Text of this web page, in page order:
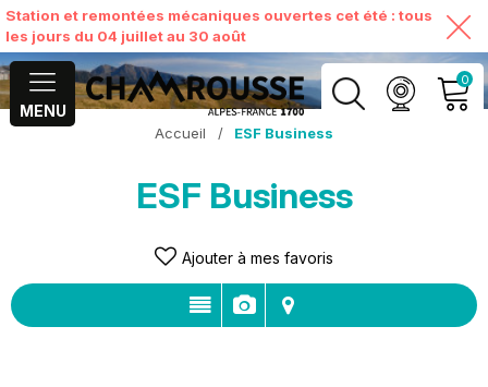
Station et remontées mécaniques ouvertes cet été : tous
les jours du 04 juillet au 30 août
MENU
0
MON COMPTE
VOIR MON PANIER
Accueil / ESF Business
ESF Business
Ajouter à mes favoris